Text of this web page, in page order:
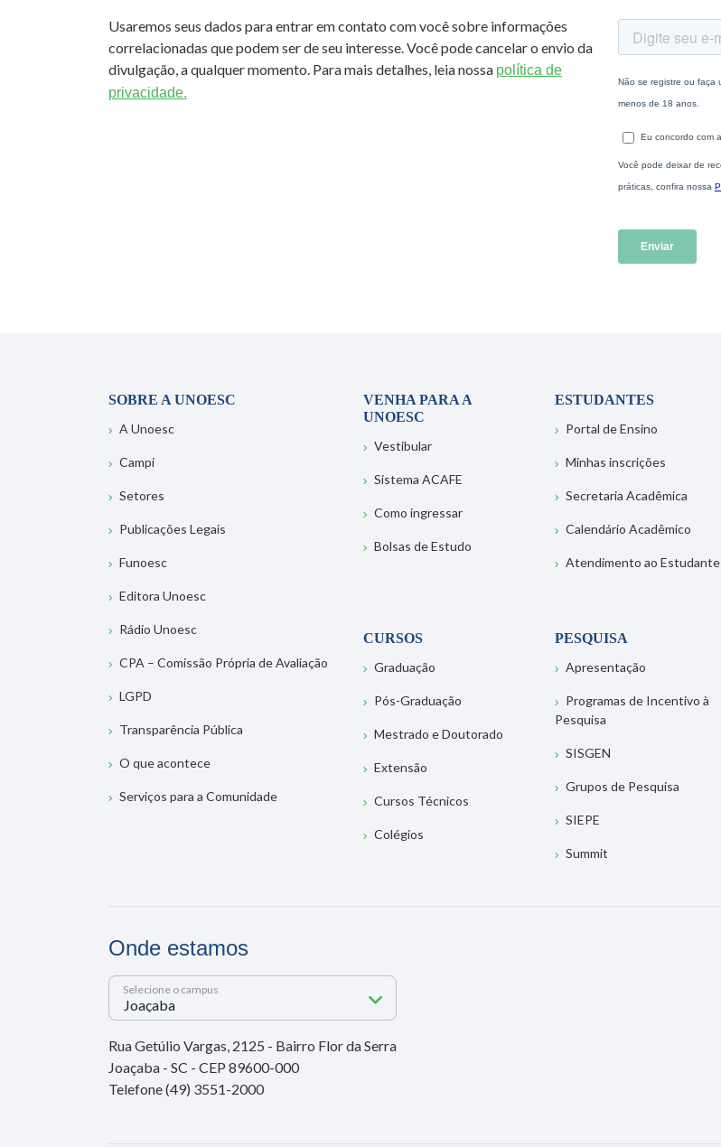
Usaremos seus dados para entrar em contato com você sobre informações
correlacionadas que podem ser de seu interesse. Você pode cancelar o envio da
divulgação, a qualquer momento. Para mais detalhes, leia nossa política de
privacidade.
SOBRE A UNOESC
A Unoesc
Campi
Setores
Publicações Legais
Funoesc
Editora Unoesc
Rádio Unoesc
CPA – Comissão Própria de Avaliação
LGPD
Transparência Pública
O que acontece
Serviços para a Comunidade
VENHA PARA A
UNOESC
Vestibular
Sistema ACAFE
Como ingressar
Bolsas de Estudo
ESTUDANTES
Portal de Ensino
Minhas inscrições
Secretaria Acadêmica
Calendário Acadêmico
Atendimento ao Estudante
CURSOS
Graduação
Pós-Graduação
Mestrado e Doutorado
Extensão
Cursos Técnicos
Colégios
PESQUISA
Apresentação
Programas de Incentivo à
Pesquisa
SISGEN
Grupos de Pesquisa
SIEPE
Summit
Onde estamos
Selecione o campus
Rua Getúlio Vargas, 2125 - Bairro Flor da Serra
Joaçaba - SC - CEP 89600-000
Telefone (49) 3551-2000